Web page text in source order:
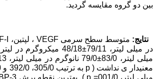
بین دو گروه مقایسه گردید.
نتایج: متوسط سطح سرمی VEGF ، لپتین، IGF-I و IGFBP-3 در گروه مورد به ترتیب